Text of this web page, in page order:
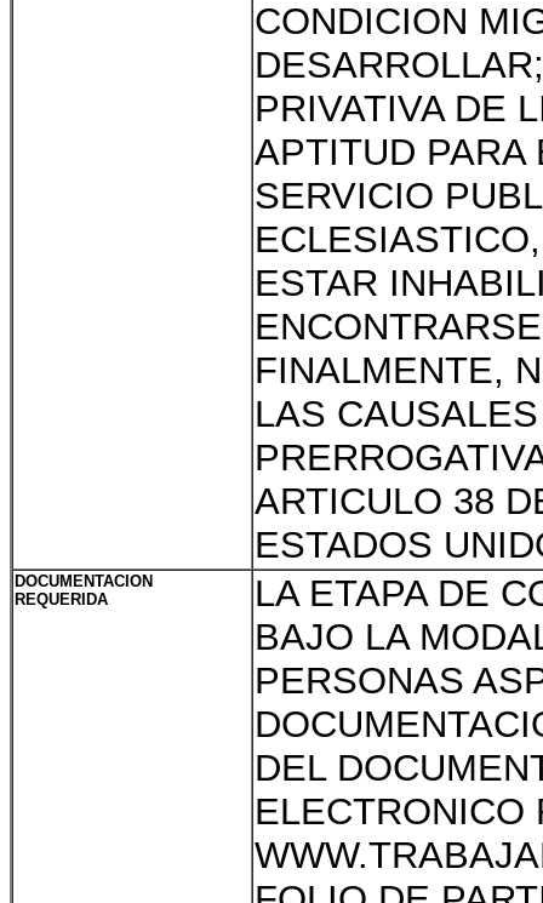
CONDICION
PRIVATIVA DE
APTITUD PARA
SERVICIO
ESTAR
FINALMENTE,
LAS
ARTICULO 38
ESTADOS
DOCUMENTACION
REQUERIDA
LA ETAPA DE
BAJO LA
PERSONAS
DEL
ELECTRONICO